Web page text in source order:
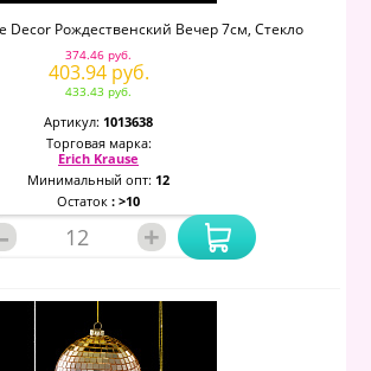
Decor Рождественский Вечер 7см, Стекло
374.46 руб.
403.94 руб.
433.43 руб.
Артикул: 1013638
Торговая марка:
Erich Krause
Минимальный опт: 12
Остаток : >10
+